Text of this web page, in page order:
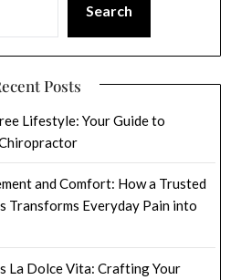
Search
Posts
Lifestyle: Your Guide to
and Comfort: How a Trusted
Transforms Everyday Pain into
La Dolce Vita: Crafting Your